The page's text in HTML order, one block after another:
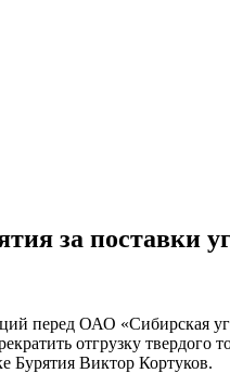
за
перед ОАО «Сибирская
отгрузку
Бурятия Виктор Кортуков.